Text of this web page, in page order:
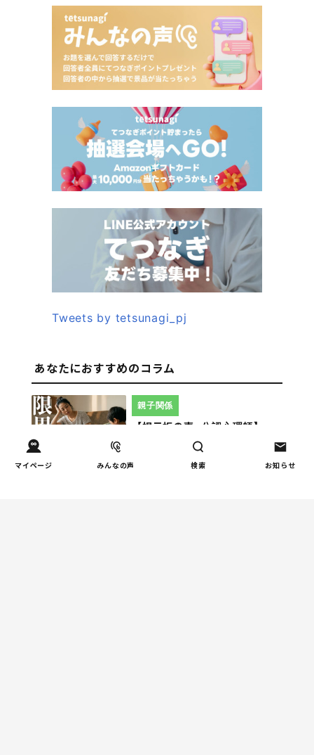
マイページ みんなの声 検索 お知らせ
Tweets by tetsunagi_pj
あなたにおすすめのコラム
【掲示板の声×公認心理師】
「限界」「一人になりたい」
「消えたい」―― 追い詰められ
る親の心理と、その前にできる
親子関係